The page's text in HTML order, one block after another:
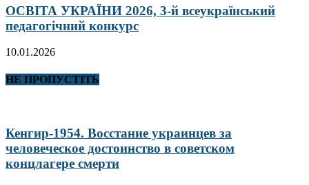
ОСВІТА УКРАЇНИ 2026, 3-й всеукраїнський
педагогічний конкурс
10.01.2026
НЕ ПРОПУСТІТЬ
Кенгир-1954. Восстание украинцев за
человеческое достоинство в советском
концлагере смерти